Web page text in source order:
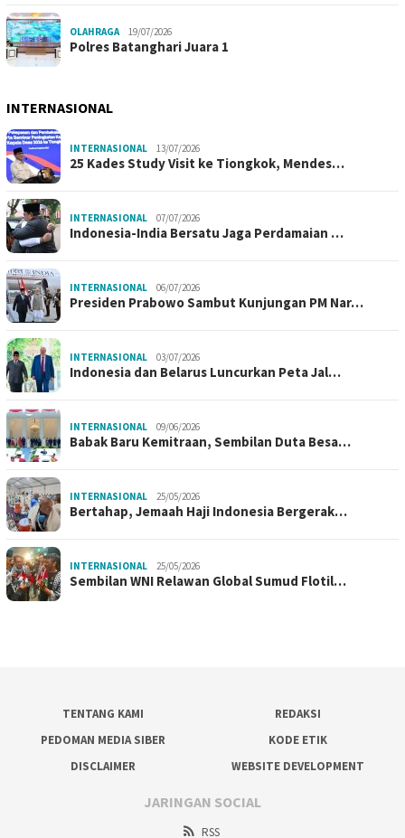
OLAHRAGA 19/07/2026
Polres Batanghari Juara 1
INTERNASIONAL
INTERNASIONAL 13/07/2026
25 Kades Study Visit ke Tiongkok, Mendes…
INTERNASIONAL 07/07/2026
Indonesia-India Bersatu Jaga Perdamaian …
INTERNASIONAL 06/07/2026
Presiden Prabowo Sambut Kunjungan PM Nar…
INTERNASIONAL 03/07/2026
Indonesia dan Belarus Luncurkan Peta Jal…
INTERNASIONAL 09/06/2026
Babak Baru Kemitraan, Sembilan Duta Besa…
INTERNASIONAL 25/05/2026
Bertahap, Jemaah Haji Indonesia Bergerak…
INTERNASIONAL 25/05/2026
Sembilan WNI Relawan Global Sumud Flotil…
TENTANG KAMI
REDAKSI
PEDOMAN MEDIA SIBER
KODE ETIK
DISCLAIMER
WEBSITE DEVELOPMENT
JARINGAN SOCIAL
RSS